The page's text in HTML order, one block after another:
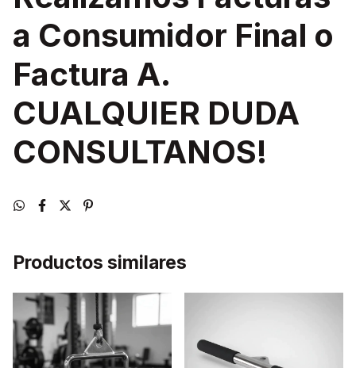
a Consumidor Final o
Factura A.
CUALQUIER DUDA
CONSULTANOS!
Productos similares